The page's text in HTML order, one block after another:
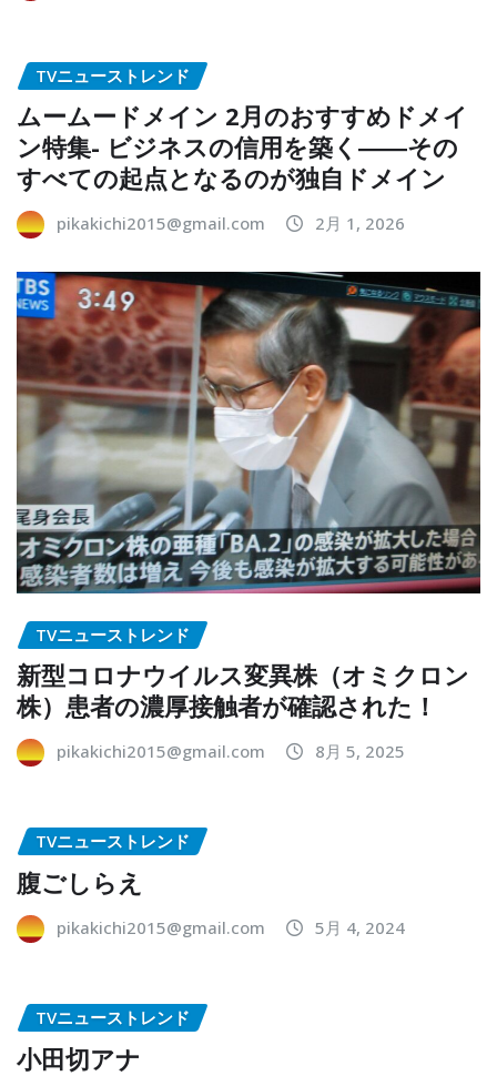
TVニューストレンド
ムームードメイン 2月のおすすめドメイ
ン特集- ビジネスの信用を築く――その
すべての起点となるのが独自ドメイン
pikakichi2015@gmail.com 2月 1, 2026
TVニューストレンド
新型コロナウイルス変異株（オミクロン
株）患者の濃厚接触者が確認された！
pikakichi2015@gmail.com 8月 5, 2025
TVニューストレンド
腹ごしらえ
pikakichi2015@gmail.com 5月 4, 2024
TVニューストレンド
小田切アナ